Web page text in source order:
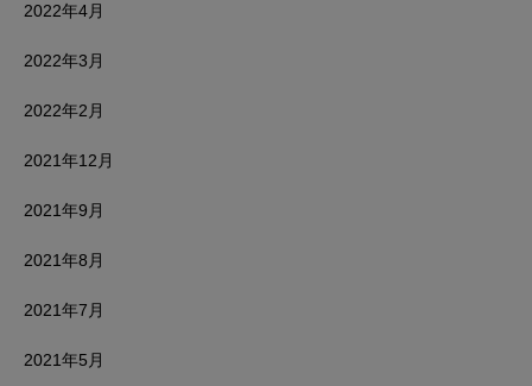
2022年4月
2022年3月
2022年2月
2021年12月
2021年9月
2021年8月
2021年7月
2021年5月